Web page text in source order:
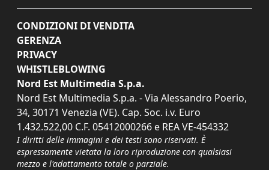
CONDIZIONI DI VENDITA
GERENZA
PRIVACY
WHISTLEBLOWING
Nord Est Multimedia S.p.a.
Nord Est Multimedia S.p.a. - Via Alessandro Poerio,
34, 30171 Venezia (VE). Cap. Soc. i.v. Euro
1.432.522,00 C.F. 05412000266 e REA VE-454332
I diritti delle immagini e dei testi sono riservati. È
espressamente vietata la loro riproduzione con qualsiasi
mezzo e l'adattamento totale o parziale.